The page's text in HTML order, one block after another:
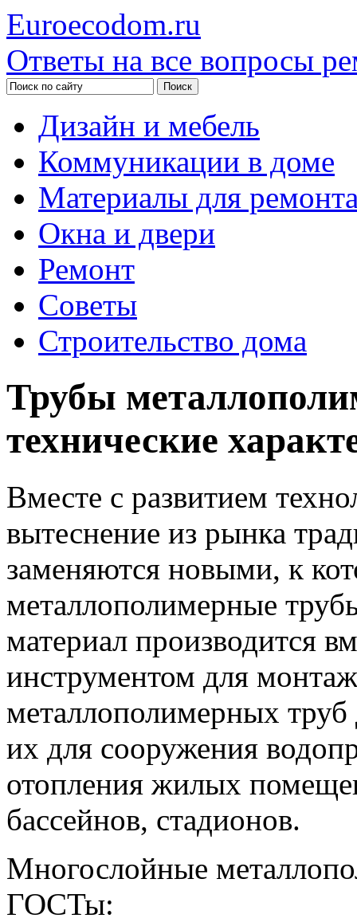
Euroecodom.ru
Ответы на все вопросы
Дизайн и мебель
Коммуникации в доме
Материалы для
Окна и двери
Ремонт
Советы
Строительство дома
Трубы
технические
Вместе с развитием
вытеснение из рынка
заменяются новыми, к
металлополимерные
материал производится
инструментом для
металлополимерных труб
их для сооружения
отопления жилых
бассейнов, стадионов.
Многослойные
ГОСТы: